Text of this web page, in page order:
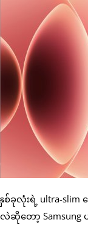
နှစ်ခုလုံးရဲ့ ultra-
Samsung ဟာ